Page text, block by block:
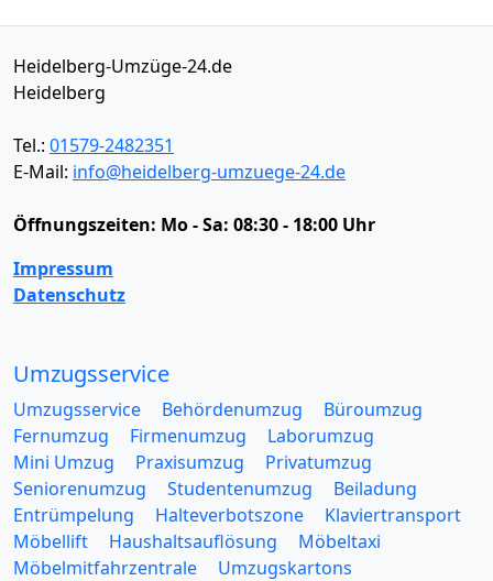
Heidelberg-Umzüge-24.de
Heidelberg
Tel.: 01579-2482351
E-Mail: info@heidelberg-umzuege-24.de
Öffnungszeiten: Mo - Sa: 08:30 - 18:00 Uhr
Impressum
Datenschutz
Umzugsservice
Umzugsservice Behördenumzug
Büroumzug
Fernumzug
Firmenumzug
Laborumzug
Mini Umzug
Praxisumzug
Privatumzug
Seniorenumzug
Studentenumzug
Beiladung
Entrümpelung
Halteverbotszone
Klaviertransport
Möbellift
Haushaltsauflösung
Möbeltaxi
Möbelmitfahrzentrale
Umzugskartons